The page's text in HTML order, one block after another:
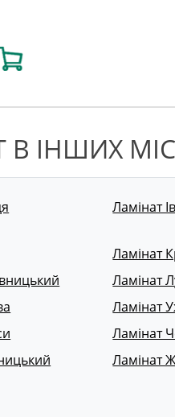
В ІНШИХ
Ламінат
Ламінат
Ламінат
Ламінат
Ламінат
Ламінат